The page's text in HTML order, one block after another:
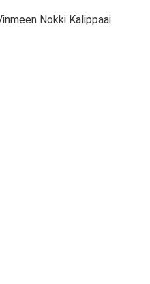
Nokki Kalippaai